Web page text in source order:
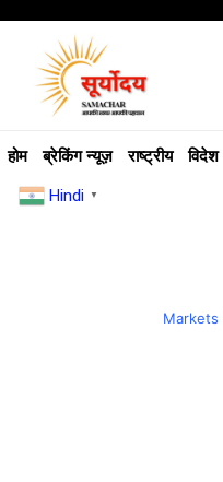
होम ब्रेकिंग न्यूज़ राष्ट्रीय विदेश
Hindi ▼
Markets